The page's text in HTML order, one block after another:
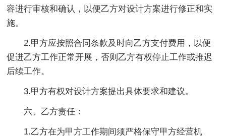
容进行审核和确认，以便乙方对设计方案进行修正和实
施。
2.甲方应按照合同条款及时向乙方支付费用，以便
促进乙方工作正常开展，否则乙方有权停止工作或推迟
后续工作。
3.甲方有权对设计方案提出具体要求和建议。
六、乙方责任：
1.乙方在为甲方工作期间须严格保守甲方经营机